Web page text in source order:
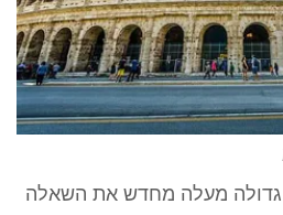
גדולה מעלה מחדש את השאלה